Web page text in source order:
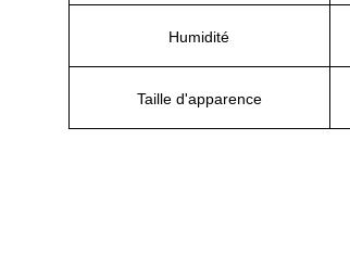
Humidité
Taille d'apparence